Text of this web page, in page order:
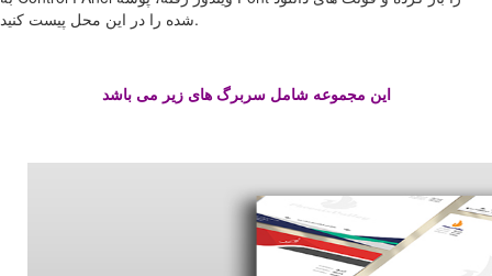
شده را در این محل پیست کنید.
این مجموعه شامل سربرگ های زیر می باشد